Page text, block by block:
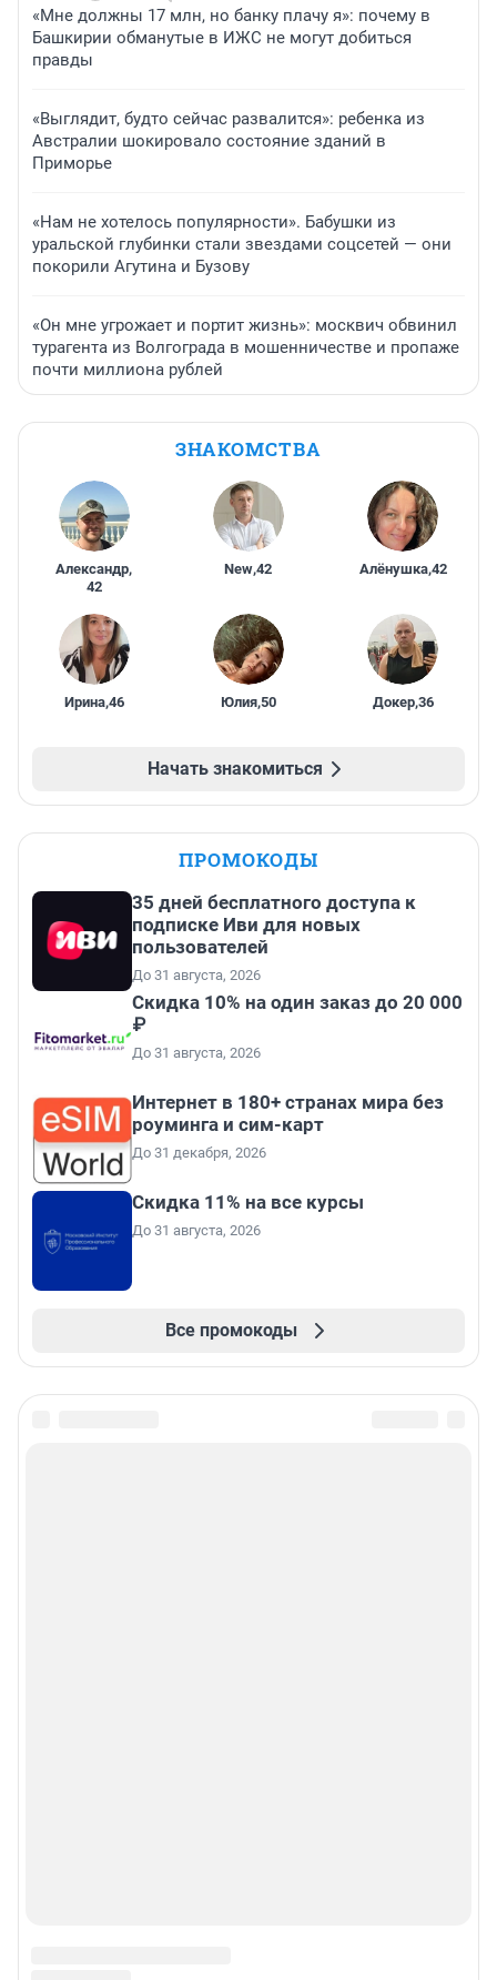
«Мне должны 17 млн, но банку плачу я»: почему в
Башкирии обманутые в ИЖС не могут добиться
правды
«Выглядит, будто сейчас развалится»: ребенка из
Австралии шокировало состояние зданий в
Приморье
«Нам не хотелось популярности». Бабушки из
уральской глубинки стали звездами соцсетей — они
покорили Агутина и Бузову
«Он мне угрожает и портит жизнь»: москвич обвинил
турагента из Волгограда в мошенничестве и пропаже
почти миллиона рублей
ЗНАКОМСТВА
Александр,
42
New,42 Алёнушка,42
Ирина,46 Юлия,50 Докер,36
Начать знакомиться
ПРОМОКОДЫ
35 дней бесплатного доступа к
подписке Иви для новых
пользователей
До 31 августа, 2026
Скидка 10% на один заказ до 20 000
₽
До 31 августа, 2026
Интернет в 180+ странах мира без
роуминга и сим-карт
До 31 декабря, 2026
Скидка 11% на все курсы
До 31 августа, 2026
Все промокоды